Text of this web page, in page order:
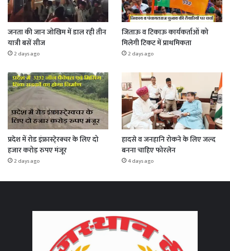
जनता की जान जोखिम में डाल रही तीन
यात्री बसें सीज
2 days ago
जिताऊ व टिकाऊ कार्यकर्ताओं को
मिलेगी टिकट में प्राथमिकता
2 days ago
प्रदेश में रोड इंफ्रास्टे्रक्चर के लिए दो
हजार करोड़ रुपए मंजूर
2 days ago
हादसे व जनहानि रोकने के लिए जल्द
बनना चाहिए फोरलेन
4 days ago